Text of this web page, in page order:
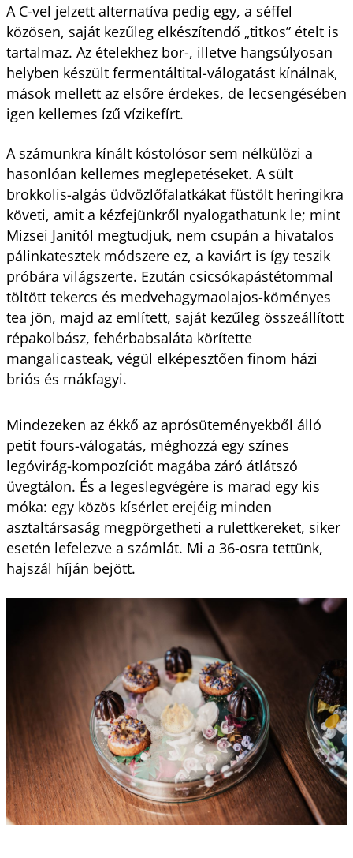
A C-vel jelzett alternatíva pedig egy, a séffel
közösen, saját kezűleg elkészítendő „titkos” ételt is
tartalmaz. Az ételekhez bor-, illetve hangsúlyosan
helyben készült fermentáltital-válogatást kínálnak,
mások mellett az elsőre érdekes, de lecsengésében
igen kellemes ízű vízikefírt.
A számunkra kínált kóstolósor sem nélkülözi a
hasonlóan kellemes meglepetéseket. A sült
brokkolis-algás üdvözlőfalatkákat füstölt heringikra
követi, amit a kézfejünkről nyalogathatunk le; mint
Mizsei Janitól megtudjuk, nem csupán a hivatalos
pálinkatesztek módszere ez, a kaviárt is így teszik
próbára világszerte. Ezután csicsókapástétommal
töltött tekercs és medvehagymaolajos-köményes
tea jön, majd az említett, saját kezűleg összeállított
répakolbász, fehérbabsaláta körítette
mangalicasteak, végül elképesztően finom házi
briós és mákfagyi.
Mindezeken az ékkő az aprósüteményekből álló
petit fours-válogatás, méghozzá egy színes
legóvirág-kompozíciót magába záró átlátszó
üvegtálon. És a legeslegvégére is marad egy kis
móka: egy közös kísérlet erejéig minden
asztaltársaság megpörgetheti a rulettkereket, siker
esetén lefelezve a számlát. Mi a 36-osra tettünk,
hajszál híján bejött.